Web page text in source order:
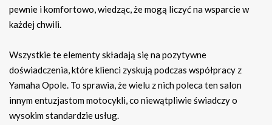
pewnie i komfortowo, wiedząc, że mogą liczyć na wsparcie w
każdej chwili.
Wszystkie te elementy składają się na pozytywne
doświadczenia, które klienci zyskują podczas współpracy z
Yamaha Opole. To sprawia, że wielu z nich poleca ten salon
innym entuzjastom motocykli, co niewątpliwie świadczy o
wysokim standardzie usług.